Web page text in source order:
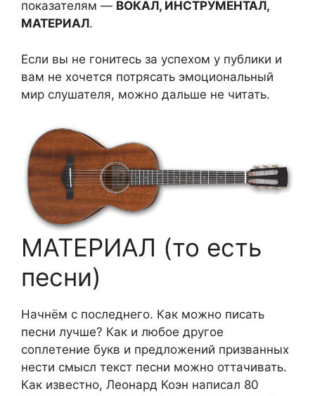
показателям — ВОКАЛ, ИНСТРУМЕНТАЛ,
МАТЕРИАЛ.
Если вы не гонитесь за успехом у публики и
вам не хочется потрясать эмоциональный
мир слушателя, можно дальше не читать.
МАТЕРИАЛ (то есть
песни)
Начнём с последнего. Как можно писать
песни лучше? Как и любое другое
соплетение букв и предложений призванных
нести смысл текст песни можно оттачивать.
Как известно, Леонард Коэн написал 80